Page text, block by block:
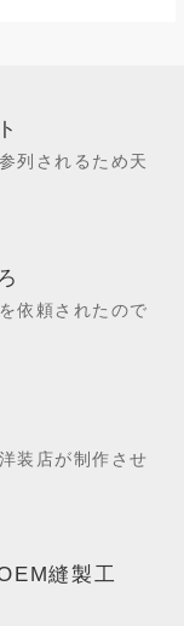
列されるため天
依頼されたので
装店が制作させ
縫製工